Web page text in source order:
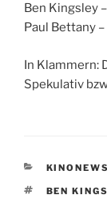
Ben Kingsley
Paul Bettany
In Klammern:
Spekulativ
KINONEWS
BEN